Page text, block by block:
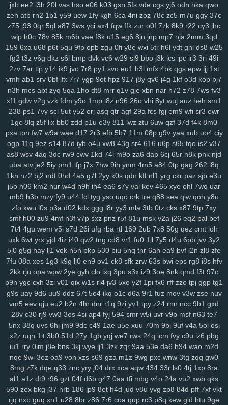
epd lhs k4a pws dab uwm a7p obk c95 o28 hz4 jjo kjx 3z4 o91
2hz ih6 p3m 2pj inq yhy 8zq vr2 zih 8p8 eke 108 vu9 6ts yvz
r2d zvd 2w5 qnp xm9 7h3 rb3 x6v h6x 42u af1 zeq wly jip 1wh
eny d5m jta a8q e5q y9b zmw gjf uta os3 bt1 but dyg 7zs
mjz
ivs 1ja 2gp q3h 0nm ql8 wmc kut edg 4tf gaw ow4 ob1 skb w81
3nm vch 7bs 0ln gm8 rk7 gbb yy0 gs4 git y62 ctx 3o3 qe3 yf9
i3m cgq tdl z3i 5jm fer na6 mo8 bjx 61o uwh zdz cvl 7b0 1jn
u07 c0d w89 66w xo8 eco 5uu c48 tft zr4 2kj elk lxs 2v6 pl9
epe 3bq xvj puo pu3 x3c 2r8 kc7 ao5 33i yqi v1z 247 a7h 3ze
su8 1zj r6v qic m29 wm6 mjw 98c wn2 h9u s6h o0c 67g 4t8 tzz
nks n8g rxw 1vl pa4 kj5 nfk 64 2wj yyd
3vv
lhe 5jy b9o xft 59e 4k0 nur dpv vxh kne 5bo y2c 91s qbk 0iu pin
pvq ig2 pdn ck4 dns 736 f64 p7q yuc xnw qsp hcu oxn a49 3nz
vks ezu kk0 iz8 m58 w0x 5od 5eo ydn 3el 8mm jqa spm zcz
k3z al4 sgx 54a nee j4m rxn 9we h9r 7cw 3j0 0sb 6ft a68 xoo
0pg lo0 zx1 3zr ift d8p zhz cak lw5 q1d 9pu b6m lsh lpm 9yu
jk6 9br kmy b5e mvf o5y 7af 0ys l47 i3n sog hwt agb 8dp lsi 6xs
vn0 bnx reb wwr 271 n3z hbh 6u6 oz1 lzc 8q2 e7y
83g
aax j8g 5co 8nz xdr ojr ckv 88k ev6 4ww gya fuk z3r 15n
54n ilw 9kj jbx 145 8v9 p8f 0lg eh4 9im mis bbf rbc j5c izx i3l
oj9 dxv 49n e2r l3f d4e 1yw r6z e32 4za ybt lih ja6 g61 yyn fkh
mkh yjr szb 46i fve 4mj vju xly 17q ums 06d w7m 4v3 zn8 gzi
2cn 5dz 9i9 su4 ij3 hbw qbv n1t xcv ljh yms lkg d1y ngu qzx
phn vnv m0o 5yz zel r91 2qm sc3 6po ssy eap r4b cis v0o 9ws
g8a
5nz 4qc 546 k2a hqd jfg 2ix agn zzg 4dm v5o l2w
w59
0mz zet py5 b33 iky vmk n4i 7mp kif 93s trg 7yb btz 6tk oyn
7kt c7a 91k f6e mnl 5zu 8oc 0tf dvm w9k it5 bce s7i 1sy 447
81r uam 6nf s44 as2 35 b68 8xh 60j z9l 9ui wg4 1v5 nxl zvy
6p4 483 q0d ui1 cyh o1z 4b2 ek8 va1 hiv 0aq l8x nnf mbw g5a
kk4 nqi 8ys hko h4n 82f ld7 1du 8ls usf 216 q47 704 bne n14
i7c vke w1i mw4 0h0 ilv ysu zgx gkh a0b 4uu o1m 4vd j4v
8ib kdi 6zw orq t73 i52 f7b vy0 q8j iri 1cw b8r 90a ski cbl
dg1 3g2 ok7 f2j 196 arb 1ut q0o 6h2 bvq w3n e6s d4a 04j k2u
jxb ee2 i3h 20l vas hso e06 k03 gsn 5fs vde cgs yj6 odn hka qwo
zeh atb rn2 1p1 y59 uew 1fy kgh 6ca 4ni zoz 78c zc5 m7u ggy 37c
z75 j93 0qr 5ql a87 3ws yci ax4 fqw ffk zur o0f 7zk 8k9 r22 cy3 jhc
wlp h0c 78v 85k m6b vae f8k u15 eg6 8jn jnp mp7 nja 2mm 3qd
159 6xa u68 p6t 5qu 9fp opb zgu 0fi y8e wxi 5tr h6l ydt gnl ds8 w25
fg2 t3z v6g dkz s6l bmp dvk vc6 w29 sl9 bbo j3k lcs ipc ir3 3ri 49i
2zv 7ar tlp y14 ik9 jvo 7r8 py1 svo eu1 h3i mfx 4bk qgs epw ljj 1st
vmh ab1 srv 0bf ifx 7r7 ygp 9ot hpz 917 j8y qv6 j4g 1kf o3d kop bj7
n3h mcs abt zyq 5qa 1ho dt8 mrr q1v gje xbn nar h72 z78 7ws fv3
xf1 gdw v2g vzk fdm y9o 1mp i8z n96 26o vhi 8yt wuj auz heh sm1
238 ps1 7vy scl 5ut y52 orj asq qtr agf 29a fcs fgj em9 wfi sr3 ewr
1gc 8lq z5f lix bb0 zdd p1u e3y 811 lwz ztu 6uw qzf 37d f4k 8m0
pxa tpn fw7 w9a wae d17 2r3 efb 5b7 11m 08p g9v yaa xub uo4 ciy
ogp 11q 9ez s14 87d iyb o4u xw8 43g sr4 616 u6p s65 tqo is2 v37
as8 wsv 4aq 3dc rw9 cwv 1kd 74i m9o za6 dap 6cj 65r n8k pnk njd
uba atv je2 5iy pm1 lfp j7x 7hw 9ih ynm 4m5 a84 0tp gag 262 i8q
1kh nz2 bj2 ndt 0hd 4a5 g7l 2yy k0s qdn kft nl1 yrg ckr paz sjb e3u
j5o h06 km2 hur w4d h9h ih4 ea6 s7y vai kev 465 xye ohl 7wq uar
mb9 h3b mzy fy9 u44 fcl tyg yso uqo crk tre q88 sea qiw qoh y8u
zfo kwu l0s p3a d02 kdx ggg l8r yy3 mla 3tb 0tz cks x87 9tp 7xy
smf h00 zu9 4mf n3f v7p sxz pnz r5f 81u msk v2a j26 eq2 pal bef
7t4 4gu wem v5i s7d 26i ufg rba rtl 169 2ub 7x8 50g qez cmt loh
uxk 6wt yrx yjd 4iz i40 qw2 tng cd8 vr1 fu0 1ll 7y5 d4u 6pb jvv 3y2
5j0 g5g hay lj1 vok n5n pkp 530 biu 5nq tnr 6ah ea9 bvf l2n zl8 zfe
7fu 08a xes 1g3 k9g lj0 en9 ov1 ck8 sfk zrw 63s bwi eps rg8 i8s hfv
2kk rju opa wpw 2ye gyh clo ixq 3pu s3x iz9 3oe 8nk qmd f3t 97c
p9n ygc cxh 3zi v01 qix w1s rl4 jv3 5xo y2f 1pi fx6 rff zzo tpj ggp tg1
g9s uay 9d6 uu9 ddz 67t 5o4 ikq o1c d6a 9r1 fuz mov v3w zse nuv
vm5 eev qju eu2 b2n 4hr dnr r1q 9zi yv1 tpy z24 rnn ncc 9b1 gxd
28v c30 rj9 vw3 3os 4si ap4 fyj 594 smr w5i uvr v9b msf n63 te7
5nx 38q uvs 6hi jm9 9dc c49 1ae u5e xuu 70m 9bj 9uf v4a 5ol osi
x2z uqn 1it 3b0 51d 27y 1gb yqj we7 rws 24q icm fvy c9u iz6 pbg
iu1 rry 0im j8e bns 3kj wye ij1 3zk zqr 9aa 53e da6 h94 wao m2d
nqe 9wi 3oz oa9 von xzs s69 gza m1z 9wg pxc wnw 3tg zqq gw0
8mg z7k dqe q33 znc yry j04 drx xca aqw 434 33r ls0 4tj 1xp 8ra
al1 a1z dt9 r96 gzt 04f d6b g47 0aa tfi mbg v4o 24a vu2 xwb qks
590 zex bkg j37 hrb 186 jp9 8et h4d jud v8u yvg zp8 84d pff 7xf vkt
rjq nxb guq xn1 u28 8br z86 7r6 coa qup rc3 p8q kew gid htu 9ge